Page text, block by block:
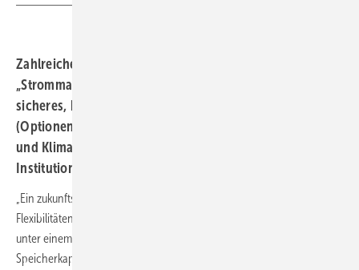
Zahlreiche Stellungnahmen zum Papier
„Strommarktdesign der Zukunft – Optionen für ein
sicheres, bezahlbares und nachhaltiges Stromsystem“
(Optionenpapier) des Bundesministeriums für Wirtschaft
und Klimaschutz (BMWK) von Regenerativverbänden und
Institutionen.
„Ein zukunftsfähiges Strommarktdesign muss im Wesentlichen
Flexibilitäten in den Fokus rücken. Das aktuelle Stromsystem leidet
unter einem Mangel an flexiblen Erzeuger-, Verbrauchs- und
Speicherkapazitäten, infolge dessen die zunehmende Abregelung von